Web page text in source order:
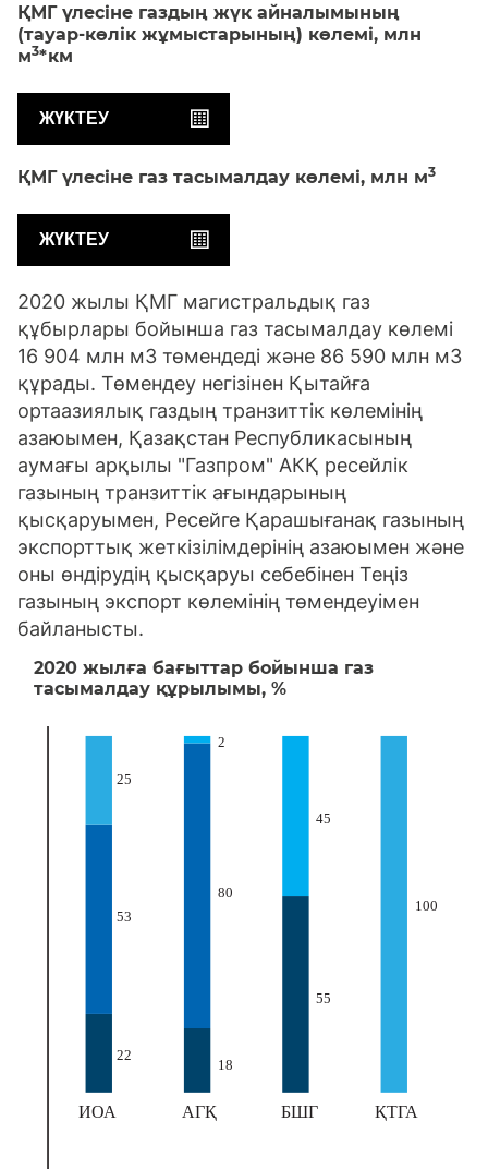
ҚМГ үлесіне газдың жүк айналымының
(тауар-көлік жұмыстарының) көлемі, млн
м3*км
ЖҮКТЕУ
ҚМГ үлесіне газ тасымалдау көлемі, млн м3
ЖҮКТЕУ
2020 жылы ҚМГ магистральдық газ
құбырлары бойынша газ тасымалдау көлемі
16 904 млн м3 төмендеді және 86 590 млн м3
құрады. Төмендеу негізінен Қытайға
ортаазиялық газдың транзиттік көлемінің
азаюымен, Қазақстан Республикасының
аумағы арқылы "Газпром" АКҚ ресейлік
газының транзиттік ағындарының
қысқаруымен, Ресейге Қарашығанақ газының
экспорттық жеткізілімдерінің азаюымен және
оны өндірудің қысқаруы себебінен Теңіз
газының экспорт көлемінің төмендеуімен
байланысты.
2020 жылға бағыттар бойынша газ
тасымалдау құрылымы, %